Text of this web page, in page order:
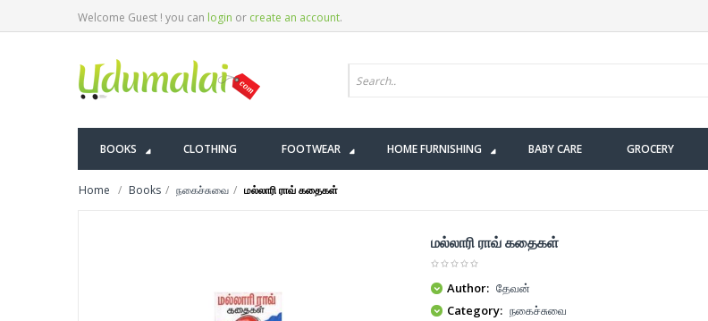
Welcome Guest ! you can login or create an account.
BOOKS CLOTHING FOOTWEAR HOME FURNISHING BABY CARE GROCERY
Home Books நகைச்சுவை மல்லாரி ராவ் கதைகள்
மல்லாரி ராவ் கதைகள்
Author: தேவன்
Category: நகைச்சுவை